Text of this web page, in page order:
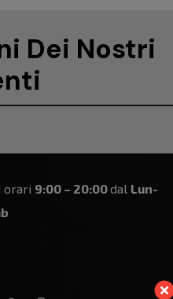
Dei Nostri
orari 9:00 – 20:00dal Lun-